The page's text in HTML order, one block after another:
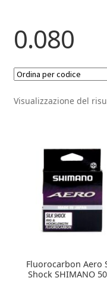
0.080
Visualizzazione del
Fluorocarbon Aero
Shock SHIMANO